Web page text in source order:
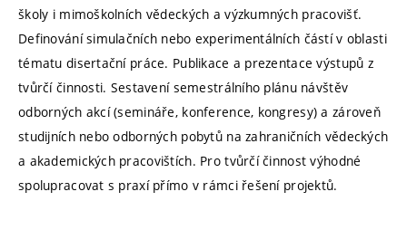
školy i mimoškolních vědeckých a výzkumných pracovišť.
Definování simulačních nebo experimentálních částí v oblasti
tématu disertační práce. Publikace a prezentace výstupů z
tvůrčí činnosti. Sestavení semestrálního plánu návštěv
odborných akcí (semináře, konference, kongresy) a zároveň
studijních nebo odborných pobytů na zahraničních vědeckých
a akademických pracovištích. Pro tvůrčí činnost výhodné
spolupracovat s praxí přímo v rámci řešení projektů.